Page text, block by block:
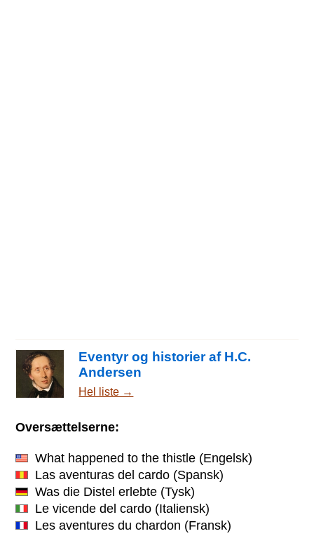
Eventyr og historier af H.C.
Andersen
Hel liste →
Oversættelserne:
What happened to the thistle (Engelsk)
Las aventuras del cardo (Spansk)
Was die Distel erlebte (Tysk)
Le vicende del cardo (Italiensk)
Les aventures du chardon (Fransk)